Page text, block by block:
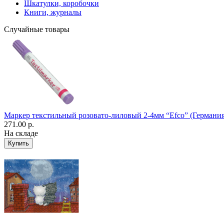
Шкатулки, коробочки
Книги, журналы
Случайные товары
Маркер текстильный розовато-лиловый 2-4мм “Efco”
271.00 р.
На складе